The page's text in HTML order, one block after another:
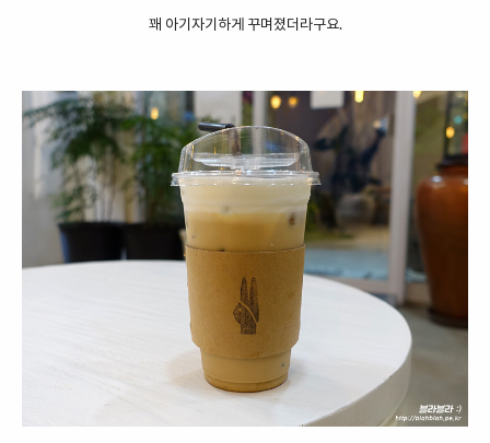
꽤 아기자기하게 꾸며졌더라구요.